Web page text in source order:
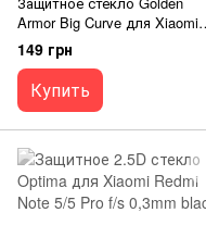
Armor Big Curve для Xiaomi
Redmi Note 5/5 Pro black (you)
149 грн
Купить